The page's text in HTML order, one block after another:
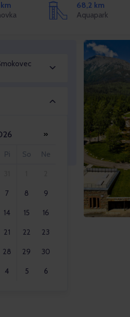
68,2 km
Aquapark
»
Pi So Ne
7 8 9
14 15 16
21 22 23
28 29 30
4 5 6